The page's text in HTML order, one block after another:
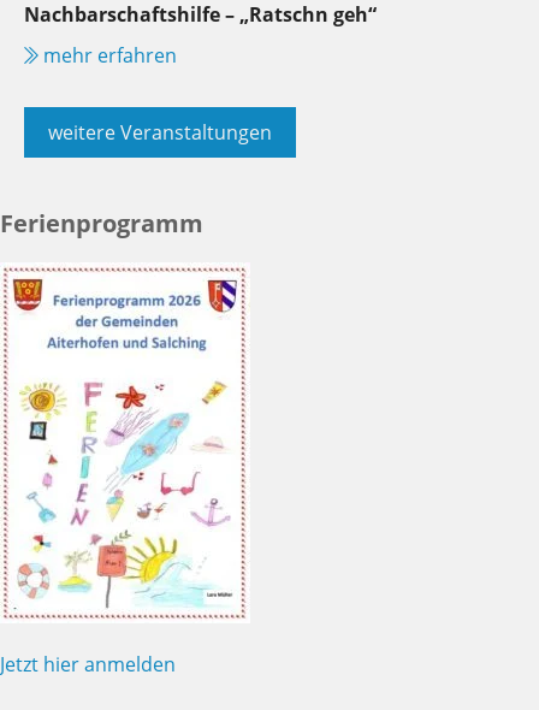
Nachbarschaftshilfe – „Ratschn geh“
mehr erfahren
weitere Veranstaltungen
Ferienprogramm
Jetzt hier anmelden